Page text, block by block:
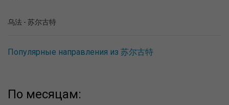
乌法 - 苏尔古特
Популярные направления из 苏尔古特
По месяцам: